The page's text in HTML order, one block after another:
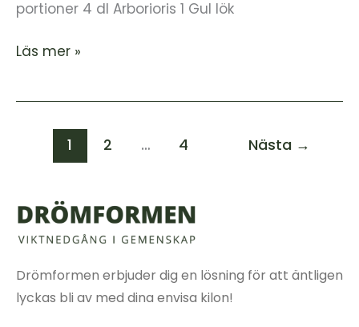
portioner 4 dl Arborioris 1 Gul lök
Läs mer »
1 2 … 4 Nästa →
Drömformen erbjuder dig en lösning för att äntligen
lyckas bli av med dina envisa kilon!